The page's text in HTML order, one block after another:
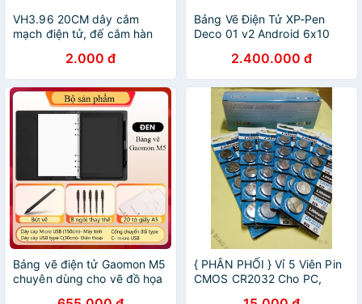
VH3.96 20CM dây cắm
mạch điện tử, đế cắm hàn
2.000 đ
Bảng Vẽ Điện Tử XP-Pen
Deco 01 v2 Android 6x10
2.400.000 đ
Bảng vẽ điện tử Gaomon M5
chuyên dùng cho vẽ đồ họa
{ PHÂN PHỐI } Vỉ 5 Viên Pin
CMOS CR2032 Cho PC,